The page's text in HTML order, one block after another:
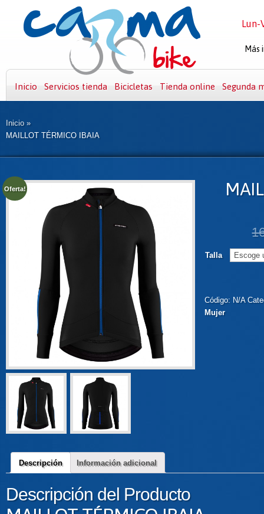
Inicio Servicios tienda Bicicletas Tienda online Segunda
Inicio »
MAILLOT TÉRMICO IBAIA
Oferta!
Talla
Código: N/A
Mujer
Descripción Información adicional
Descripción del Producto
Lun-
Más